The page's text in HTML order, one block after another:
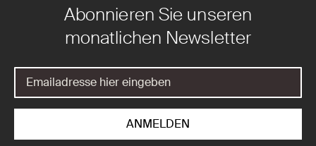
Abonnieren Sie unseren
monatlichen Newsletter